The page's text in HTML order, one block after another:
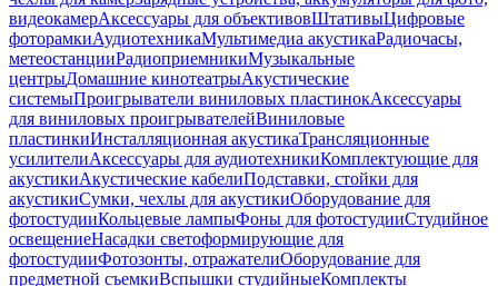
видеокамерАксессуары для объективовШтативыЦифровые
фоторамкиАудиотехникаМультимедиа акустикаРадиочасы,
метеостанцииРадиоприемникиМузыкальные
центрыДомашние кинотеатрыАкустические
системыПроигрыватели виниловых пластинокАксессуары
для виниловых проигрывателейВиниловые
пластинкиИнсталляционная акустикаТрансляционные
усилителиАксессуары для аудиотехникиКомплектующие для
акустикиАкустические кабелиПодставки, стойки для
акустикиСумки, чехлы для акустикиОборудование для
фотостудииКольцевые лампыФоны для фотостудииСтудийное
освещениеНасадки светоформирующие для
фотостудииФотозонты, отражателиОборудование для
предметной съемкиВспышки студийныеКомплекты